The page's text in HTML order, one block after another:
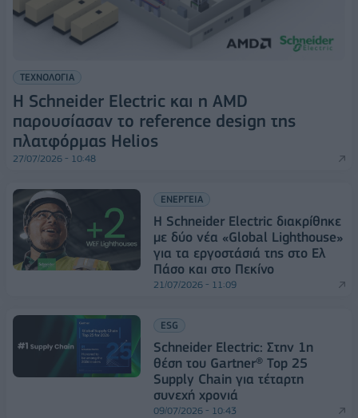
ΤΕΧΝΟΛΟΓΙΑ
Η Schneider Electric και η AMD
παρουσίασαν το reference design της
πλατφόρμας Helios
27/07/2026 - 10:48
ΕΝΕΡΓΕΙΑ
Η Schneider Electric διακρίθηκε
με δύο νέα «Global Lighthouse»
για τα εργοστάσιά της στο Ελ
Πάσο και στο Πεκίνο
21/07/2026 - 11:09
ESG
Schneider Electric: Στην 1η
θέση του Gartner® Top 25
Supply Chain για τέταρτη
συνεχή χρονιά
09/07/2026 - 10:43